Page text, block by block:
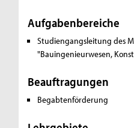
Aufgabenbereiche
Studiengangsleitung des
"Bauingenieurwesen,
Beauftragungen
Begabtenförderung